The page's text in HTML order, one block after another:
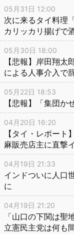
05月31日 12:00
次に来るタイ料理
カリッカリ揚げで
05月30日 18:00
【悲報】岸田翔太
による人事介入で
05月22日 18:53
【悲報】「集団か
04月20日 16:20
【タイ・レポー
麻販売店主に直撃
04月19日 21:33
インドついに人口
に
04月19日 21:20
「山口の下関は聖
立憲民主党は何も